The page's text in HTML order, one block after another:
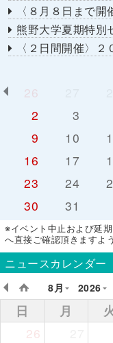
〈８月８日まで開
熊野大学夏期特別セミナ
〈２日間開催〉２
26
2
3
9
10
16
17
23
24
30
31
※イベント中止および延
へ直接ご確認頂きますよ
ニュースカレンダー
8月
2026
日 月
26